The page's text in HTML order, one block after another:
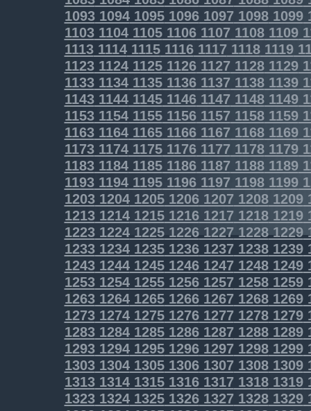
1093109410951096109710981099
1103110411051106110711081109
1113111411151116111711181119
11231124112511261127 11281129
11331134113511361137 11381139
11431144114511461147 11481149
11531154115511561157 11581159
11631164116511661167 11681169
11731174117511761177 11781179
11831184118511861187 11881189
11931194119511961197 11981199
12031204120512061207 12081209
12131214121512161217 12181219
1223122412251226122712281229
1233123412351236123712381239
1243124412451246124712481249
1253125412551256125712581259
1263126412651266126712681269
1273127412751276127712781279
1283128412851286128712881289
1293129412951296129712981299
1303130413051306130713081309
1313131413151316131713181319
1323132413251326132713281329